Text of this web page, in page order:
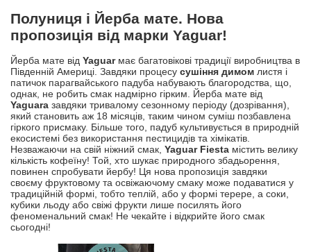
Полуниця і Йерба мате. Нова
пропозиція від марки Yaguar!
Йерба мате від Yaguarмає багатовікові традиції виробництва в
Південній Америці. Завдяки процесу сушіння димом листя і
патичок парагвайського падуба набувають благородства, що,
однак, не робить смак надмірно гірким. Йерба мате від
Yaguara завдяки тривалому сезонному періоду (дозрівання),
який становить аж 18 місяців, таким чином суміш позбавлена ​​
гіркого присмаку. Більше того, падуб культивується в природній
екосистемі без використання пестицидів та хімікатів.
Незважаючи на свій ніжний смак, Yaguar Fiesta містить велику
кількість кофеїну! Той, хто шукає природного збадьорення,
повинен спробувати йербу! Ця нова пропозиція завдяки
своєму фруктовому та освіжаючому смаку може подаватися у
традиційній формі, тобто теплій, або у формі терере, а соки,
кубики льоду або свіжі фрукти лише посилять його
феноменальний смак! Не чекайте і відкрийте його смак
сьогодні!